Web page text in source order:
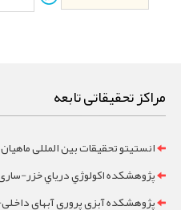
مراکز تحقیقاتی تابعه
انستیتو تحقیقات بین المللی
پژوهشکده اکولوژي درياي خزر-
پژوهشکده آبزي پروري آبهاي